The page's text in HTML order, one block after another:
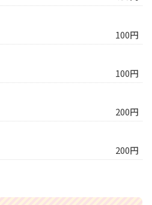
100円
100円
200円
200円